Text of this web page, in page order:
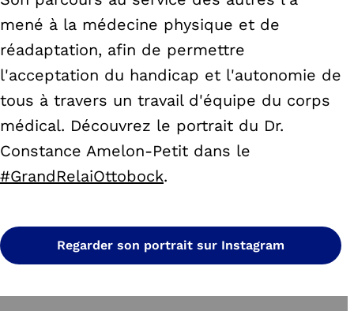
mené à la médecine physique et de
réadaptation, afin de permettre
l'acceptation du handicap et l'autonomie de
tous à travers un travail d'équipe du corps
médical. Découvrez le portrait du Dr.
Constance Amelon-Petit dans le
#GrandRelaiOttobock.
Regarder son portrait sur Instagram